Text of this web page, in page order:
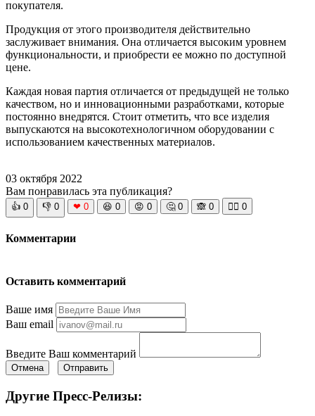
покупателя.
Продукция от этого производителя действительно
заслуживает внимания. Она отличается высоким уровнем
функциональности, и приобрести ее можно по доступной
цене.
Каждая новая партия отличается от предыдущей не только
качеством, но и инновационными разработками, которые
постоянно внедрятся. Стоит отметить, что все изделия
выпускаются на высокотехнологичном оборудовании с
использованием качественных материалов.
03 октября 2022
Вам понравилась эта публикация?
👍 0 👎 0 ❤ 0 😆 0 😡 0 🤔 0 🙈 0 🧘‍♀️ 0
Комментарии
Оставить комментарий
Ваше имя
Ваш email
Введите Ваш комментарий
Отмена Отправить
Другие Пресс-Релизы: